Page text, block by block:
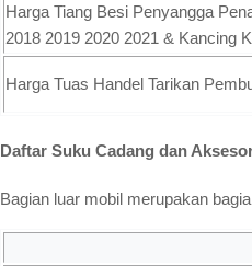
Harga Tiang Besi Penyangga
2018 2019 2020 2021 & Kancing
Harga Tuas Handel Tarikan
Daftar Suku Cadang dan
Bagian luar mobil merupakan